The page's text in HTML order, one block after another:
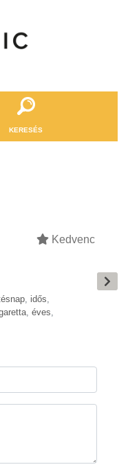
KERESÉS
Kedvenc
, idős,
, éves,